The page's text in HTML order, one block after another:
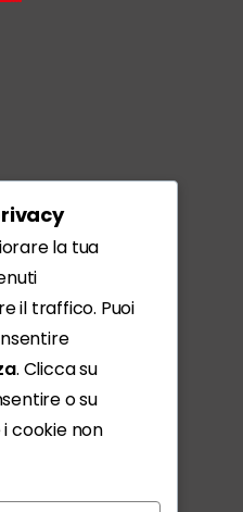
l'App
la tua
il traffico. Puoi
. Clicca su
o su
cookie non